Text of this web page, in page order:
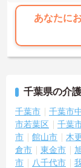
あなたに
千葉県の介
千葉市 千葉市
市若葉区
千葉
市
館山市 木
倉市
東金市
市
八千代市